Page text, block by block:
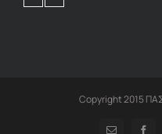
Ανδρών - Γυναικών
Copyright 2015